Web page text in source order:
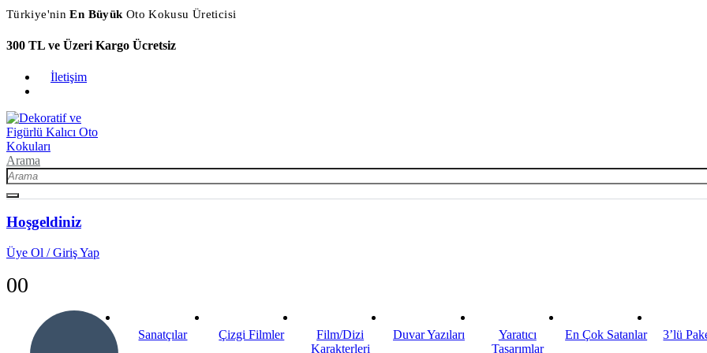
Türkiye'ninEn Büyük Oto Kokusu Üreticisi
300 TL ve Üzeri Kargo Ücretsiz
İletişim
Arama
Hoşgeldiniz
Üye Ol / Giriş Yap
00
Sanatçılar Çizgi Filmler
Film/Dizi
Karakterleri
Duvar Yazıları
Yaratıcı
Tasarımlar
En Çok Satanlar 3’lü